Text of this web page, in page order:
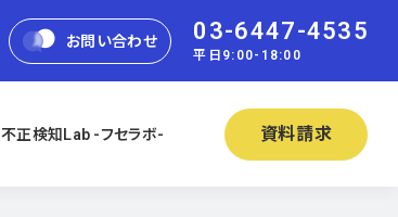
お問い合わせ 03-6447-4535
平日9:00-18:00
不正検知Lab -フセラボ- 資料請求